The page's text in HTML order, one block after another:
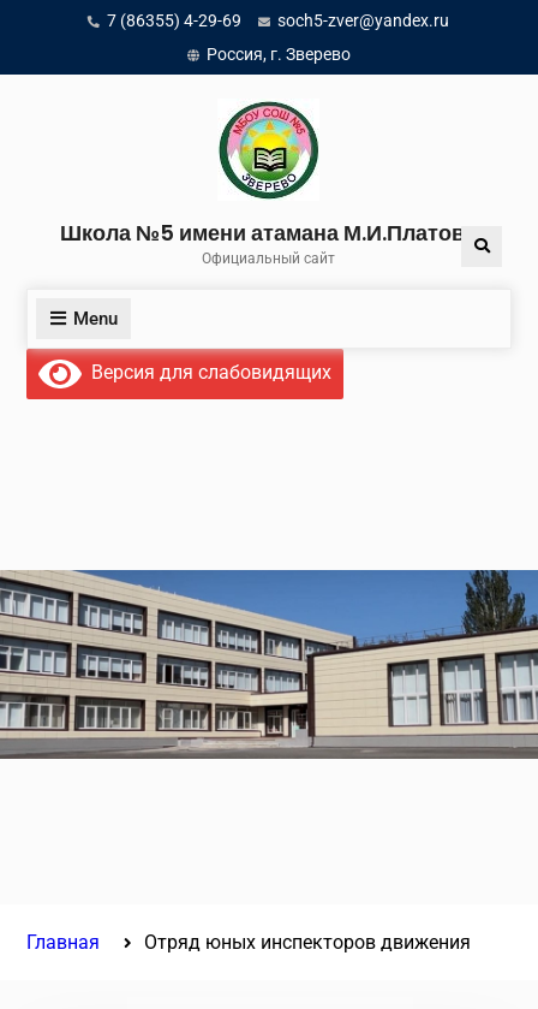
content
7 (86355) 4-29-69
soch5-zver@yandex.ru
Россия, г. Зверево
Школа №5 имени атамана М.И.Платова
Официальный сайт
Menu
Search
Версия для слабовидящих
Главная Отряд юных инспекторов движения